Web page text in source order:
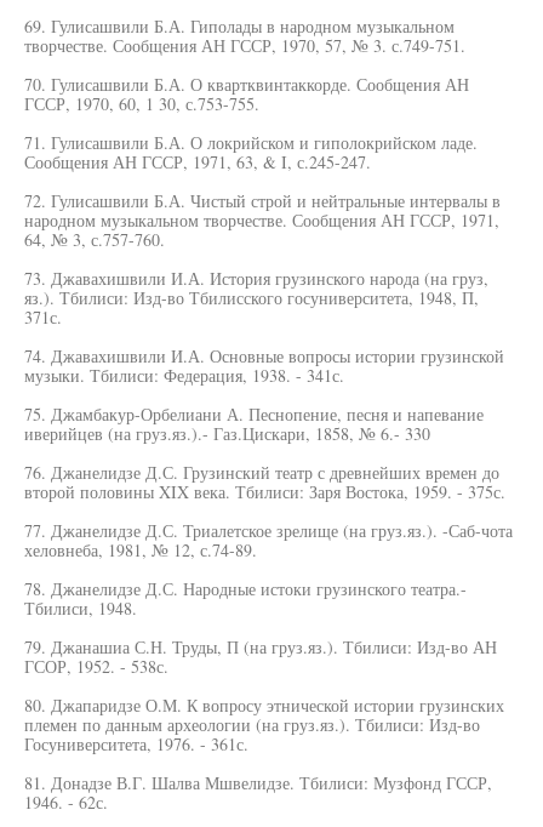
69. Гулисашвили Б.А. Гиполады в народном музыкальном
творчестве. Сообщения АН ГССР, 1970, 57, № 3. с.749-751.
70. Гулисашвили Б.А. О квартквинтаккорде. Сообщения АН
ГССР, 1970, 60, 1 30, с.753-755.
71. Гулисашвили Б.А. О локрийском и гиполокрийском ладе.
Сообщения АН ГССР, 1971, 63, & I, с.245-247.
72. Гулисашвили Б.А. Чистый строй и нейтральные интервалы в
народном музыкальном творчестве. Сообщения АН ГССР, 1971,
64, № 3, с.757-760.
73. Джавахишвили И.А. История грузинского народа (на груз,
яз.). Тбилиси: Изд-во Тбилисского госуниверситета, 1948, П,
371с.
74. Джавахишвили И.А. Основные вопросы истории грузинской
музыки. Тбилиси: Федерация, 1938. - 341с.
75. Джамбакур-Орбелиани А. Песнопение, песня и напевание
иверийцев (на груз.яз.).- Газ.Цискари, 1858, № 6.- 330
76. Джанелидзе Д.С. Грузинский театр с древнейших времен до
второй половины XIX века. Тбилиси: Заря Востока, 1959. - 375с.
77. Джанелидзе Д.С. Триалетское зрелище (на груз.яз.). -Саб-чота
хеловнеба, 1981, № 12, с.74-89.
78. Джанелидзе Д.С. Народные истоки грузинского театра.-
Тбилиси, 1948.
79. Джанашиа С.Н. Труды, П (на груз.яз.). Тбилиси: Изд-во АН
ГСОР, 1952. - 538с.
80. Джапаридзе О.М. К вопросу этнической истории грузинских
племен по данным археологии (на груз.яз.). Тбилиси: Изд-во
Госуниверситета, 1976. - 361с.
81. Донадзе В.Г. Шалва Мшвелидзе. Тбилиси: Музфонд ГССР,
1946. - 62с.